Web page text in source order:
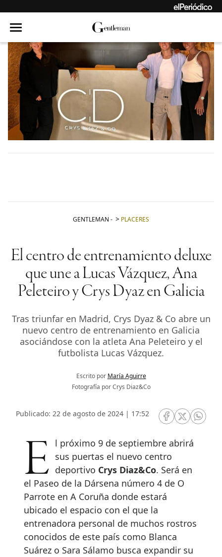
GENTLEMAN - PLACERES
El centro de entrenamiento deluxe
que une a Lucas Vázquez, Ana
Peleteiro y Crys Dyaz en Galicia
Tras triunfar en Madrid, Crys Dyaz & Co abre un
nuevo centro de entrenamiento en Galicia
asociándose con la atleta Ana Peleteiro y el
futbolista Lucas Vázquez.
Escrito por María Aguirre
Fotografía por Crys Diaz&Co
Publicado: 22 de agosto de 2024 | 17:52
RRSS Facebook
RRSSRRSS
El próximo 9 de septiembre abrirá sus puertas el nuevo centro
deportivo Crys Diaz&Co. Será en
el Paseo de la Dársena número 4 de O
Parrote en A Coruña donde estará
ubicado el espacio con el que la
entrenadora personal de muchos rostros
conocidos de este país como Blanca
Suárez o Sara Sálamo busca expandir su